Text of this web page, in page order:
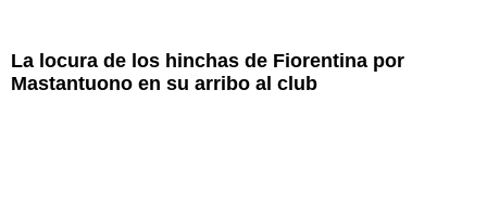
La locura de los hinchas de Fiorentina por
Mastantuono en su arribo al club